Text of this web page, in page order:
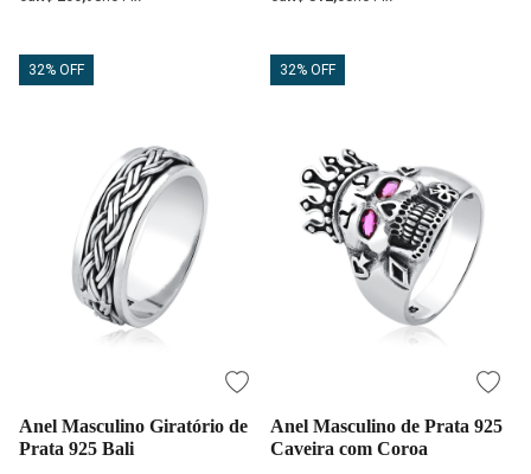
32% OFF
Anel Masculino Giratório de
Prata 925 Bali
32% OFF
Anel Masculino de Prata 925
Caveira com Coroa